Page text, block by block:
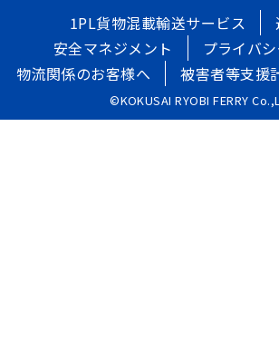
1PL貨物混載輸送サービス
安全マネジメント
プライバ
物流関係のお客様へ
被害者等支援
©KOKUSAI RYOBI FERRY